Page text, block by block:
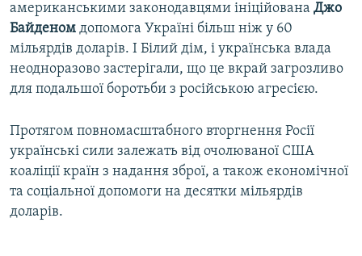
американськими законодавцями ініційована Джо
Байденом допомога Україні більш ніж у 60
мільярдів доларів. І Білий дім, і українська влада
неодноразово застерігали, що це вкрай загрозливо
для подальшої боротьби з російською агресією.
Протягом повномасштабного вторгнення Росії
українські сили залежать від очолюваної США
коаліції країн з надання зброї, а також економічної
та соціальної допомоги на десятки мільярдів
доларів.